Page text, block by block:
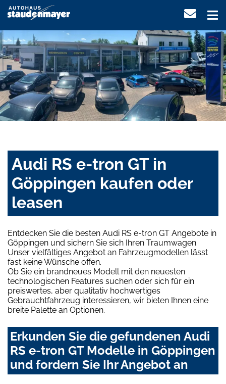
Audi RS e-tron GT in
Göppingen kaufen oder
leasen
Entdecken Sie die besten Audi RS e-tron GT Angebote in
Göppingen und sichern Sie sich Ihren Traumwagen.
Unser vielfältiges Angebot an Fahrzeugmodellen lässt
fast keine Wünsche offen.
Ob Sie ein brandneues Modell mit den neuesten
technologischen Features suchen oder sich für ein
preiswertes, aber qualitativ hochwertiges
Gebrauchtfahrzeug interessieren, wir bieten Ihnen eine
breite Palette an Optionen.
Erkunden Sie die gefundenen Audi
RS e-tron GT Modelle in Göppingen
und fordern Sie Ihr Angebot an